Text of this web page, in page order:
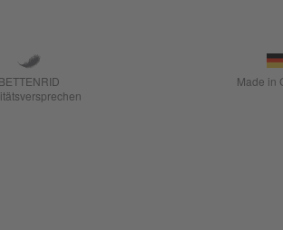
BETTENRID
Made in